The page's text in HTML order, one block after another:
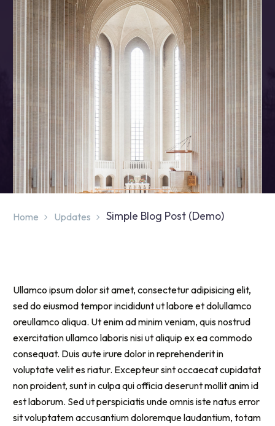
Home Updates Simple Blog Post (Demo)
Ullamco ipsum dolor sit amet, consectetur adipisicing elit,
sed do eiusmod tempor incididunt ut labore et dolullamco
oreullamco aliqua. Ut enim ad minim veniam, quis nostrud
exercitation ullamco laboris nisi ut aliquip ex ea commodo
consequat. Duis aute irure dolor in reprehenderit in
voluptate velit es riatur. Excepteur sint occaecat cupidatat
non proident, sunt in culpa qui officia deserunt mollit anim id
est laborum. Sed ut perspiciatis unde omnis iste natus error
sit voluptatem accusantium doloremque laudantium, totam